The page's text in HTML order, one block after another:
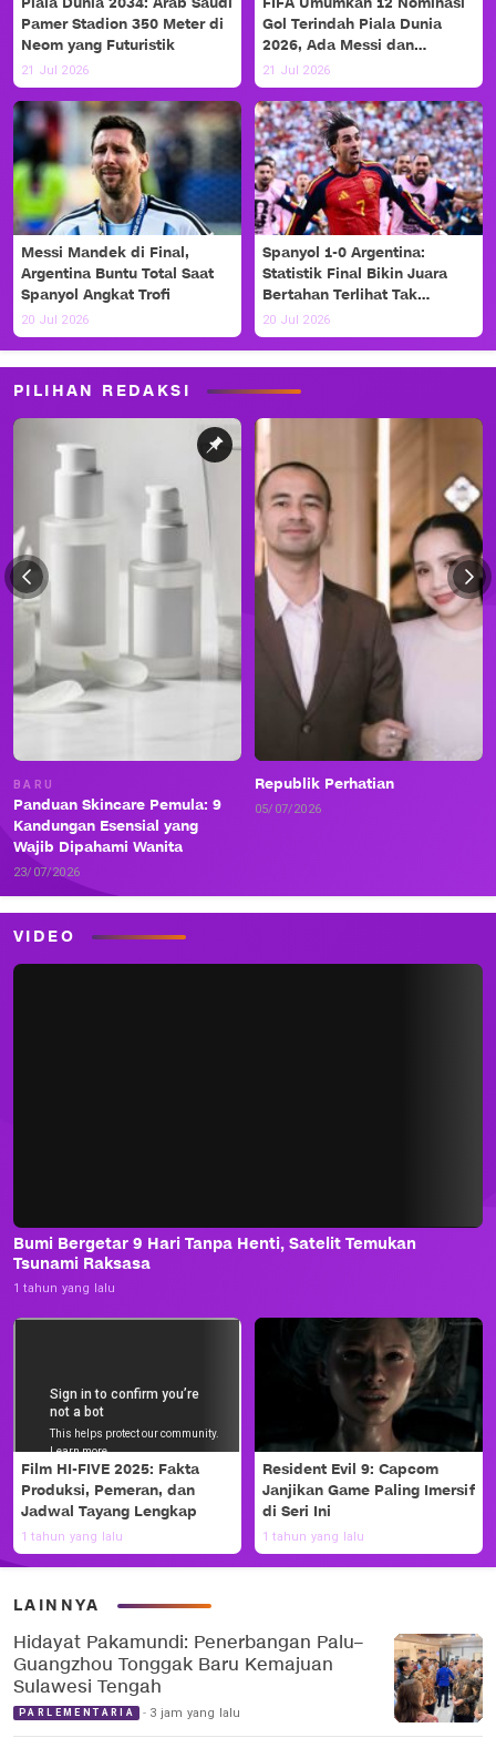
Pamer Stadion 350 Meter di
Neom yang Futuristik
21 Jul 2026
Gol Terindah Piala Dunia
2026, Ada Messi dan
Haaland!
21 Jul 2026
Messi Mandek di Final,
Argentina Buntu Total Saat
Spanyol Angkat Trofi
20 Jul 2026
Spanyol 1-0 Argentina:
Statistik Final Bikin Juara
Bertahan Terlihat Tak
Berdaya
20 Jul 2026
PILIHAN REDAKSI
BARU
Panduan Skincare Pemula: 9
Kandungan Esensial yang
Wajib Dipahami Wanita
23/07/2026
Republik Perhatian
05/07/2026
VIDEO
Bumi Bergetar 9 Hari Tanpa Henti, Satelit Temukan
Tsunami Raksasa
1 tahun yang lalu
Film HI-FIVE 2025: Fakta
Produksi, Pemeran, dan
Jadwal Tayang Lengkap
1 tahun yang lalu
Resident Evil 9: Capcom
Janjikan Game Paling Imersif
di Seri Ini
1 tahun yang lalu
LAINNYA
Hidayat Pakamundi: Penerbangan Palu–
Guangzhou Tonggak Baru Kemajuan
Sulawesi Tengah
PARLEMENTARIA 3 jam yang lalu